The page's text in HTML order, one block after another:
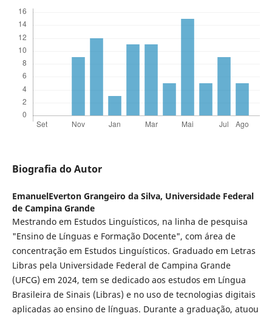
Biografia do Autor
EmanuelEverton Grangeiro da Silva, Universidade Federal
de Campina Grande
Mestrando em Estudos Linguísticos, na linha de pesquisa
"Ensino de Línguas e Formação Docente", com área de
concentração em Estudos Linguísticos. Graduado em Letras
Libras pela Universidade Federal de Campina Grande
(UFCG) em 2024, tem se dedicado aos estudos em Língua
Brasileira de Sinais (Libras) e no uso de tecnologias digitais
aplicadas ao ensino de línguas. Durante a graduação, atuou